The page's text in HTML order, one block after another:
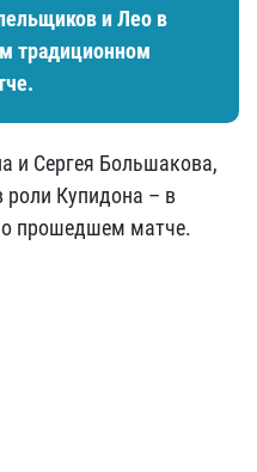
и Лео в
традиционном
и Сергея Большакова,
Купидона – в
прошедшем матче.